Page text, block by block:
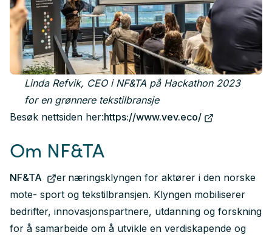
Linda Refvik, CEO i NF&TA på Hackathon 2023
for en grønnere tekstilbransje
Besøk nettsiden her:https://www.vev.eco/
Om NF&TA
NF&TA
er næringsklyngen for aktører i den norske
mote- sport og tekstilbransjen. Klyngen mobiliserer
bedrifter, innovasjonspartnere, utdanning og forskning
for å samarbeide om å utvikle en verdiskapende og